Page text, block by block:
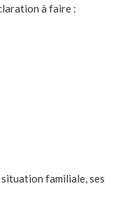
à faire :
familiale, ses